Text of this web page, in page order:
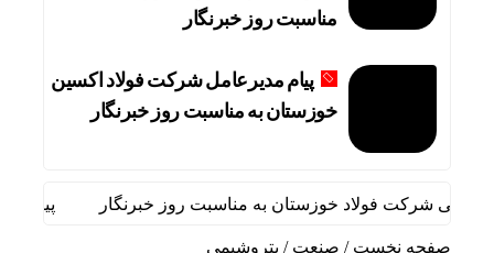
مناسبت روز خبرنگار
پیام مدیرعامل شرکت فولاد اکسین
خوزستان به مناسبت روز خبرنگار
شرکت فولاد خوزستان به مناسبت روز خبرنگار پیام
صفحه نخست / صنعت / پتروشیمی